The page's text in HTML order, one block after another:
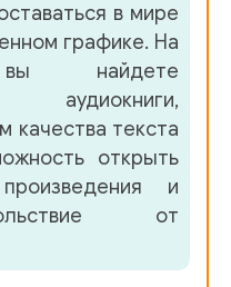
в мире
графике. На
вы найдете
качества текста
открыть
и
от